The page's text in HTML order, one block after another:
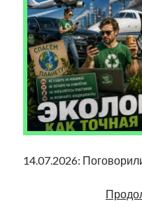
14.07.2026: